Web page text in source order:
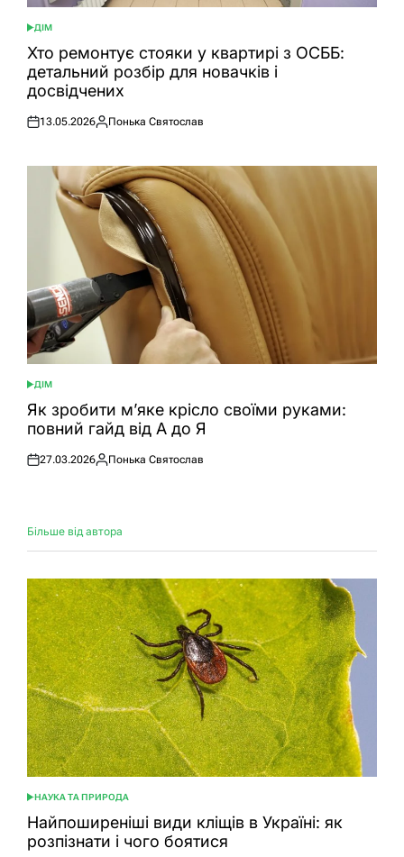
ОПУБЛІКУВАТИ
У
ДІМ
Хто ремонтує стояки у квартирі з ОСББ:
детальний розбір для новачків і
досвідчених
Оприлюднено
13.05.2026
Опубліковано
Понька Святослав
ОПУБЛІКУВАТИ
У
ДІМ
Як зробити м’яке крісло своїми руками:
повний гайд від А до Я
Оприлюднено
27.03.2026
Опубліковано
Понька Святослав
Більше від автора
ОПУБЛІКУВАТИ
У
НАУКА ТА ПРИРОДА
Найпоширеніші види кліщів в Україні: як
розпізнати і чого боятися